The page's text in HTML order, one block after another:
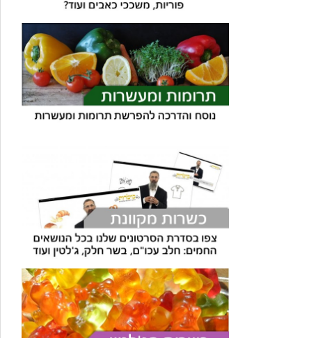
עוזר הכשרות של כושרות
🪲 בדיקת חרקים
חרקים בפירות, ירקות וקטניות